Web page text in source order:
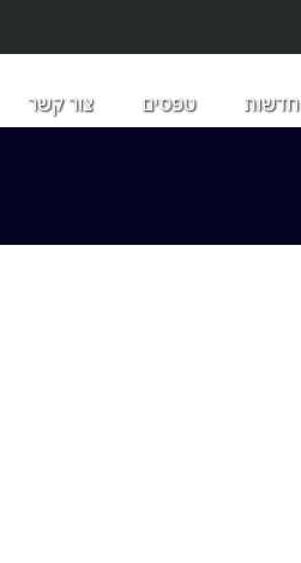
חדשות טפסים צור קשר